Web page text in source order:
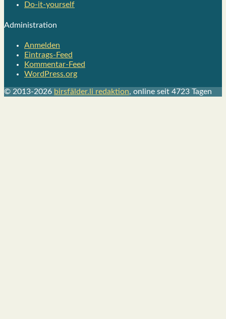
Do-it-your­s­elf
Admi­nis­tra­ti­on
Anmelden
Eintrags-Feed
Kommentar-Feed
WordPress.org
© 2013-2026 birsfälder.li redaktion, online seit 4723 Tagen